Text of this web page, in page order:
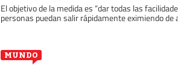
El objetivo de la medida es “dar todas las
personas puedan salir rápidamente eximiendo de
MUNDO